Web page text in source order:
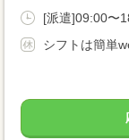
[派遣]09:00〜
シフトは簡単